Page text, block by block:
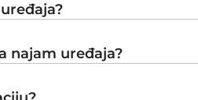
najam uređaja?